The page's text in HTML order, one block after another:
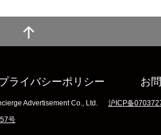
ライバシーポリシー お
Advertisement Co., Ltd.
沪ICP备
号